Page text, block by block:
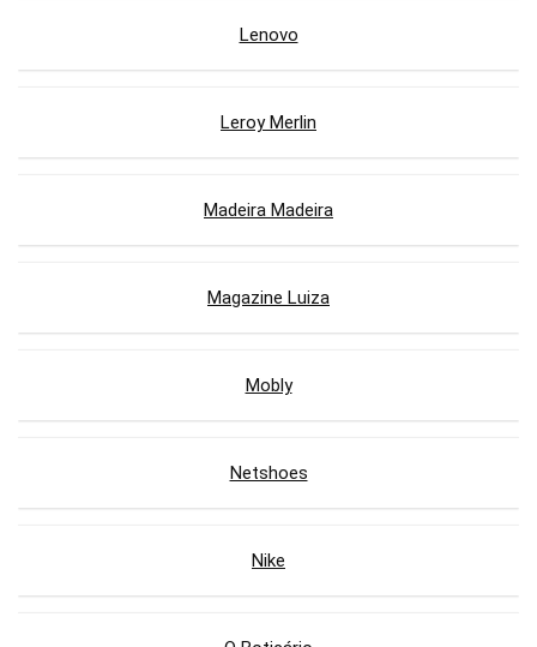
Lenovo
Leroy Merlin
Madeira Madeira
Magazine Luiza
Mobly
Netshoes
Nike